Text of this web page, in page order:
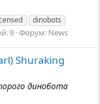
dinobots
9 Форум: News
Shuraking
динобота